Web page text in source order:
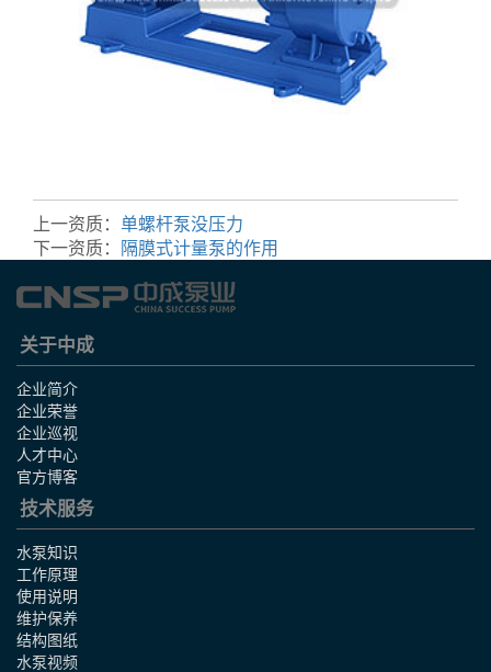
上一资质： 单螺杆泵没压力
下一资质： 隔膜式计量泵的作用
关于中成
企业简介
企业荣誉
企业巡视
人才中心
官方博客
技术服务
水泵知识
工作原理
使用说明
维护保养
结构图纸
水泵视频